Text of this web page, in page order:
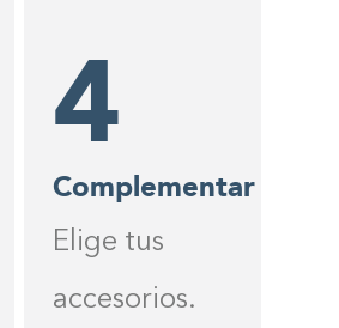
4
Complementar
Elige tus
accesorios.